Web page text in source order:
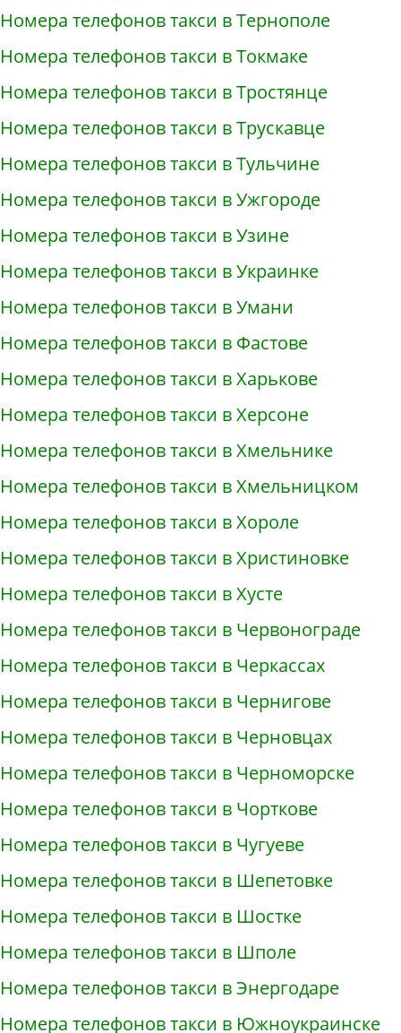
Номера телефонов такси в Тернополе
Номера телефонов такси в Токмаке
Номера телефонов такси в Тростянце
Номера телефонов такси в Трускавце
Номера телефонов такси в Тульчине
Номера телефонов такси в Ужгороде
Номера телефонов такси в Узине
Номера телефонов такси в Украинке
Номера телефонов такси в Умани
Номера телефонов такси в Фастове
Номера телефонов такси в Харькове
Номера телефонов такси в Херсоне
Номера телефонов такси в Хмельнике
Номера телефонов такси в Хмельницком
Номера телефонов такси в Хороле
Номера телефонов такси в Христиновке
Номера телефонов такси в Хусте
Номера телефонов такси в Червонограде
Номера телефонов такси в Черкассах
Номера телефонов такси в Чернигове
Номера телефонов такси в Черновцах
Номера телефонов такси в Черноморске
Номера телефонов такси в Чорткове
Номера телефонов такси в Чугуеве
Номера телефонов такси в Шепетовке
Номера телефонов такси в Шостке
Номера телефонов такси в Шполе
Номера телефонов такси в Энергодаре
Номера телефонов такси в Южноукраинске